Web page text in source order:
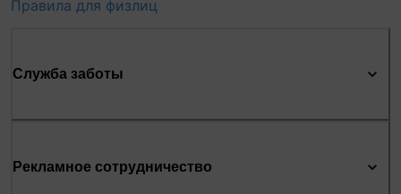
Правила для физлиц
Служба заботы
Рекламное сотрудничество